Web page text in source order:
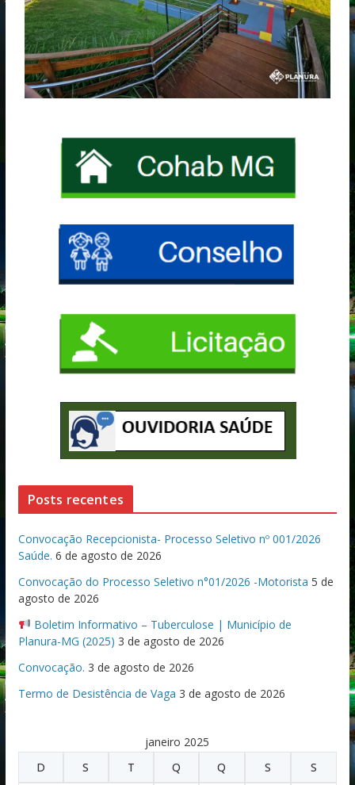
Posts recentes
Convocação Recepcionista- Processo Seletivo nº 001/2026
Saúde. 6 de agosto de 2026
Convocação do Processo Seletivo n°01/2026 -Motorista 5 de
agosto de 2026
Boletim Informativo – Tuberculose | Município de
Planura-MG (2025) 3 de agosto de 2026
Convocação. 3 de agosto de 2026
Termo de Desistência de Vaga 3 de agosto de 2026
janeiro 2025
D
S T Q Q S S